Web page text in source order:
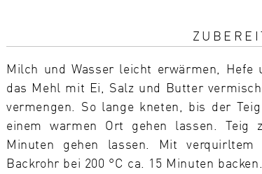
Milch und Wasser leicht erwärmen, Hefe
das Mehl mit Ei, Salz und Butter
vermengen. So lange kneten, bis der
einem warmen Ort gehen lassen.
Minuten gehen lassen. Mit
Backrohr bei 200 °C ca. 15 Minuten backen.